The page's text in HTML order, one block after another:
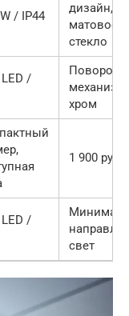
/ IP44
дизайн,
матовое
стекло
/
механизм,
хром
1 900 руб.
/
свет